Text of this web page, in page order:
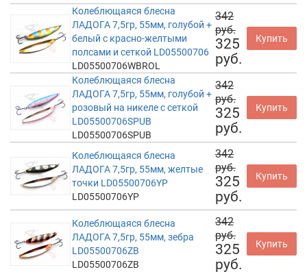
Колеблющаяся блесна
ЛАДОГА 7,5гр, 55мм, голубой +
белый с красно-желтыми
полсами и сеткой LD05500706
LD05500706WBROL
342
руб.
325
руб.
Купить
Колеблющаяся блесна
ЛАДОГА 7,5гр, 55мм, голубой +
розовый на никеле с сеткой
LD05500706SPUB
LD05500706SPUB
342
руб.
325
руб.
Купить
Колеблющаяся блесна
ЛАДОГА 7,5гр, 55мм, желтые
точки LD05500706YP
LD05500706YP
342
руб.
325
руб.
Купить
Колеблющаяся блесна
ЛАДОГА 7,5гр, 55мм, зебра
LD05500706ZB
LD05500706ZB
342
руб.
325
руб.
Купить